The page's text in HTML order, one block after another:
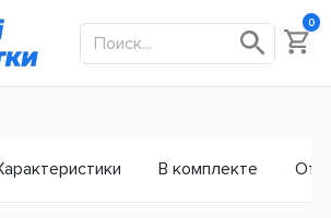
0
В комплекте